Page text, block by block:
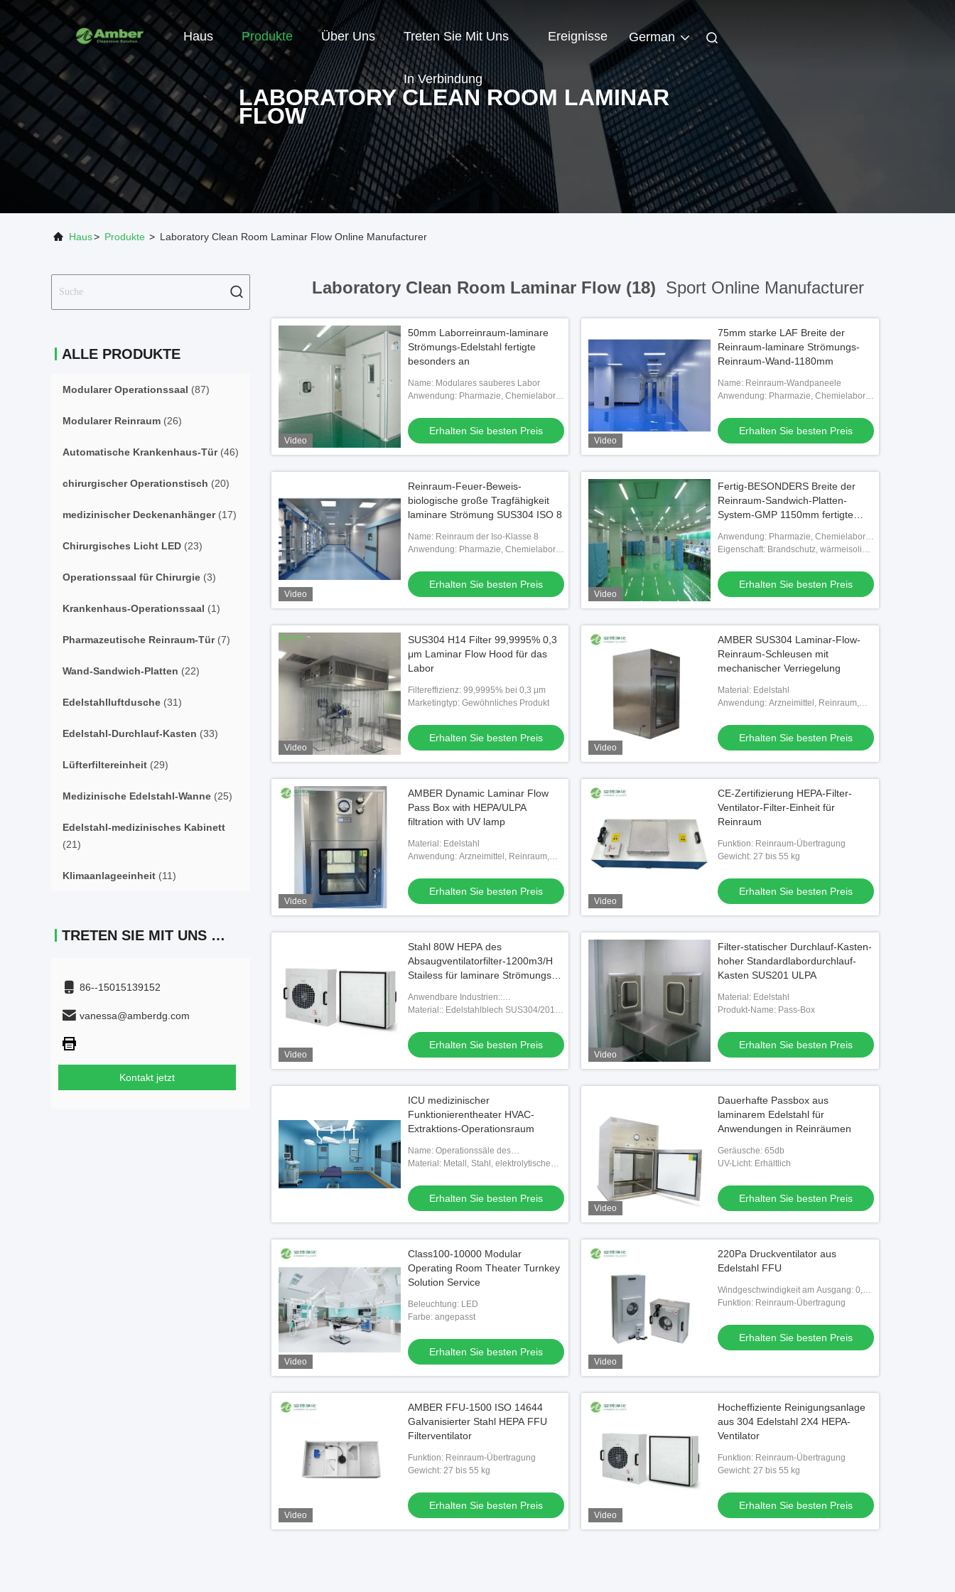
Haus Produkte Über Uns Treten Sie Mit Uns
In Verbindung
Ereignisse German
LABORATORY CLEAN ROOM LAMINAR
FLOW
Haus> Produkte > Laboratory Clean Room Laminar Flow Online Manufacturer
ALLE PRODUKTE
Modularer Operationssaal (87)
Modularer Reinraum (26)
Automatische Krankenhaus-Tür(46)
chirurgischer Operationstisch (20)
medizinischer Deckenanhänger(17)
Chirurgisches Licht LED (23)
Operationssaal für Chirurgie (3)
Krankenhaus-Operationssaal (1)
Pharmazeutische Reinraum-Tür(7)
Wand-Sandwich-Platten (22)
Edelstahlluftdusche (31)
Edelstahl-Durchlauf-Kasten (33)
Lüfterfiltereinheit (29)
Medizinische Edelstahl-Wanne (25)
Edelstahl-medizinisches Kabinett
(21)
Klimaanlageeinheit (11)
TRETEN SIE MIT UNS IN VERBINDUNG
86--15015139152
vanessa@amberdg.com
Kontakt jetzt
Laboratory Clean Room Laminar Flow (18) Sport Online Manufacturer
Video
50mm Laborreinraum-laminare
Strömungs-Edelstahl fertigte
besonders an
Name: Modulares sauberes Labor
Anwendung: Pharmazie, Chemielabor,
Erhalten Sie besten Preis
Video
75mm starke LAF Breite der
Reinraum-laminare Strömungs-
Reinraum-Wand-1180mm
Name: Reinraum-Wandpaneele
Anwendung: Pharmazie, Chemielabor,
Erhalten Sie besten Preis
Video
Reinraum-Feuer-Beweis-
biologische große Tragfähigkeit
laminare Strömung SUS304 ISO 8
Name: Reinraum der Iso-Klasse 8
Anwendung: Pharmazie, Chemielabor,
Erhalten Sie besten Preis
Video
Fertig-BESONDERS Breite der
Reinraum-Sandwich-Platten-
System-GMP 1150mm fertigte
Anwendung: Pharmazie, Chemielabor,
Elektronikfabrik, Krankenhaus
Eigenschaft: Brandschutz, wärmeisoliert,
Erhalten Sie besten Preis
Video
SUS304 H14 Filter 99,9995% 0,3
μm Laminar Flow Hood für das
Labor
Filtereffizienz: 99,9995% bei 0,3 μm
Marketingtyp: Gewöhnliches Produkt
Erhalten Sie besten Preis
Video
AMBER SUS304 Laminar-Flow-
Reinraum-Schleusen mit
mechanischer Verriegelung
Material: Edelstahl
Anwendung: Arzneimittel, Reinraum,
Erhalten Sie besten Preis
Video
AMBER Dynamic Laminar Flow
Pass Box with HEPA/ULPA
filtration with UV lamp
Material: Edelstahl
Anwendung: Arzneimittel, Reinraum,
Erhalten Sie besten Preis
Video
CE-Zertifizierung HEPA-Filter-
Ventilator-Filter-Einheit für
Reinraum
Funktion: Reinraum-Übertragung
Gewicht: 27 bis 55 kg
Erhalten Sie besten Preis
Video
Stahl 80W HEPA des
Absaugventilatorfilter-1200m3/H
Stailess für laminare Strömungs-
Anwendbare Industrien::
Baustoffgeschäfte, Produktionsstätte,
Material:: Edelstahlblech SUS304/201
Erhalten Sie besten Preis
Video
Filter-statischer Durchlauf-Kasten-
hoher Standardlabordurchlauf-
Kasten SUS201 ULPA
Material: Edelstahl
Produkt-Name: Pass-Box
Erhalten Sie besten Preis
ICU medizinischer
Funktionierentheater HVAC-
Extraktions-Operationsraum
Name: Operationssäle des
Krankenhauses
Material: Metall, Stahl, elektrolytische
Erhalten Sie besten Preis
Video
Dauerhafte Passbox aus
laminarem Edelstahl für
Anwendungen in Reinräumen
Geräusche: 65db
UV-Licht: Erhältlich
Erhalten Sie besten Preis
Video
Class100-10000 Modular
Operating Room Theater Turnkey
Solution Service
Beleuchtung: LED
Farbe: angepasst
Erhalten Sie besten Preis
Video
220Pa Druckventilator aus
Edelstahl FFU
Windgeschwindigkeit am Ausgang: 0,38
~ 0,45 m/s
Funktion: Reinraum-Übertragung
Erhalten Sie besten Preis
Video
AMBER FFU-1500 ISO 14644
Galvanisierter Stahl HEPA FFU
Filterventilator
Funktion: Reinraum-Übertragung
Gewicht: 27 bis 55 kg
Erhalten Sie besten Preis
Video
Hocheffiziente Reinigungsanlage
aus 304 Edelstahl 2X4 HEPA-
Ventilator
Funktion: Reinraum-Übertragung
Gewicht: 27 bis 55 kg
Erhalten Sie besten Preis